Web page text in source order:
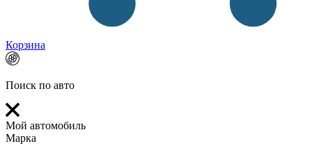
Корзина
Поиск по авто
Мой автомобиль
Марка